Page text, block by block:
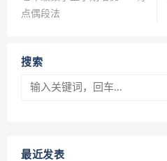
点偶段法
搜索
最近发表